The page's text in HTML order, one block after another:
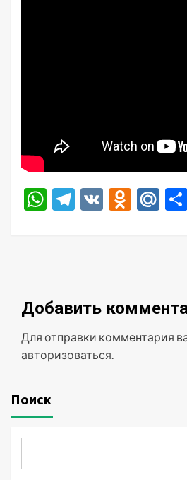
WhatsApp
Telegram
VK
Добавить
Для отправки комментария
авторизоваться
Поиск